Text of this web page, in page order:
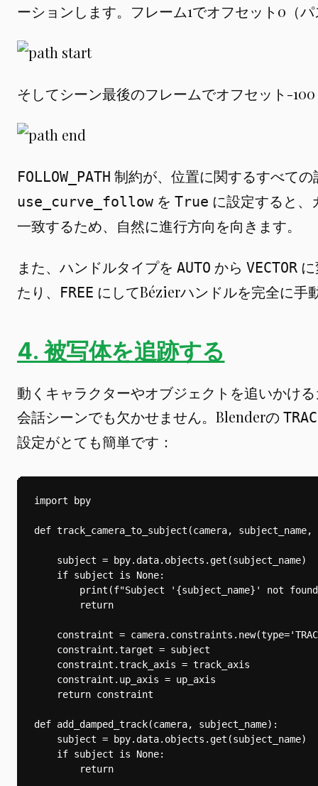
ーションします。フレーム1でオフセット0（
そしてシーン最後のフレームでオフセット-
FOLLOW_PATH 制約が、位置に関するすべて
use_curve_follow を True に設定すると
一致するため、自然に進行方向を向きます。
また、ハンドルタイプを AUTO から VECTOR
たり、
FREE にしてBézierハンドルを完全に手
4. 被写体を追跡する
動くキャラクターやオブジェクトを追いかけ
会話シーンでも欠かせません。Blenderの
設定がとても簡単です：